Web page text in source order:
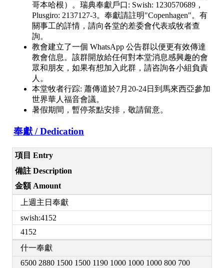
哥本哈根）。瑞典奉獻戶口: Swish: 1230570689，
Plusgiro: 2137127-3。奉獻請註明"Copenhagen"。有
關事工的詳情，請向各堂的差委會代表或牧者查
詢。
教會建立了一個 WhatsApp 公告群以便更有效傳達
教會信息。該群開放給任何對本堂消息感興趣的會
眾和朋友，如果有想加入此群，請咨詢各小組負責
人。
本堂牧者行踪: 蕭傳道於7月20-24日到馬來西亞參加
世界華人福音會議。
暑假期間，暫停茶點安排，敬請留意。
奉獻 / Dedication
項目 Entry
備註 Description
金額 Amount
上週主日奉獻
swish:4152
4152
什一奉獻
6500 2880 1500 1500 1190 1000 1000 1000 800 700